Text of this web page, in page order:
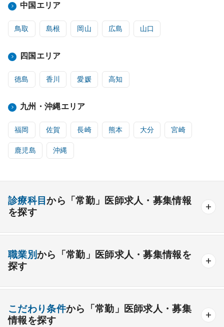
中国エリア
鳥取 島根 岡山 広島 山口
四国エリア
徳島 香川 愛媛 高知
九州・沖縄エリア
福岡 佐賀 長崎 熊本 大分 宮崎
鹿児島 沖縄
診療科目から「常勤」医師求人・募集情報
を探す
内科系
一般内科 呼吸器内科 消化器内科 循環器内科
老人内科 リウマチ内科 総合診療科
職業別から「常勤」医師求人・募集情報を
探す
こだわり条件から「常勤」医師求人・募集
情報を探す